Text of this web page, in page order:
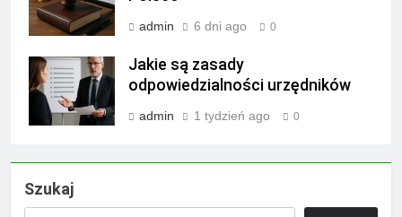
admin 6 dni ago 0
Jakie są zasady
odpowiedzialności urzędników
admin 1 tydzień ago 0
Szukaj